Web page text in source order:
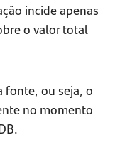
incide apenas
o valor total
fonte, ou seja, o
no momento